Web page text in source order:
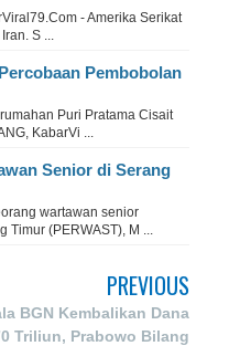
- Amerika Serikat
S ...
Pembobolan
Puri Pratama Cisait
KabarVi ...
Senior di Serang
wartawan senior
(PERWAST), M ...
PREVIOUS
BGN Kembalikan Dana
Triliun, Prabowo Bilang